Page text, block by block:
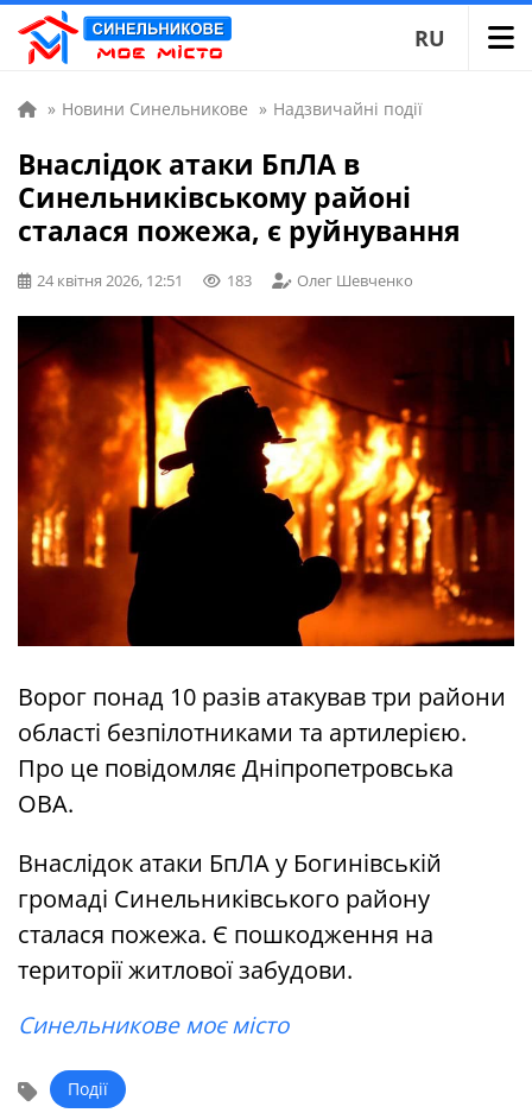
RU
» Новини Синельникове » Надзвичайні події
Внаслідок атаки БпЛА в
Синельниківському районі
сталася пожежа, є руйнування
24 квітня 2026, 12:51 183 Олег Шевченко
Ворог понад 10 разів атакував три райони
області безпілотниками та артилерією.
Про це повідомляє Дніпропетровська
ОВА.
Внаслідок атаки БпЛА у Богинівській
громаді Синельниківського району
сталася пожежа. Є пошкодження на
території житлової забудови.
Синельникове моє місто
Події